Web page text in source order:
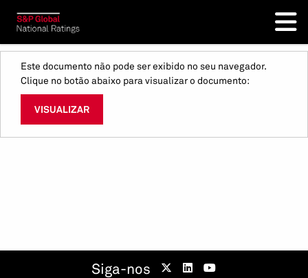
Este documento não pode ser exibido no seu navegador.
Clique no botão abaixo para visualizar o documento:
VISUALIZAR
Siga-nos